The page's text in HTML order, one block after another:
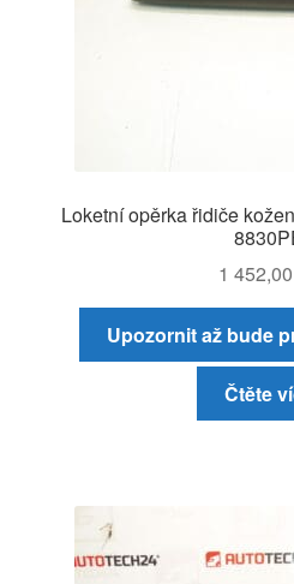
Loketní opěrka řidiče
1 452,00
Upozornit až bude
Čtěte